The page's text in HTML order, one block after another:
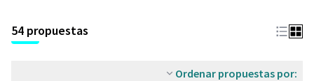
54 propuestas
Ordenar propuestas por: